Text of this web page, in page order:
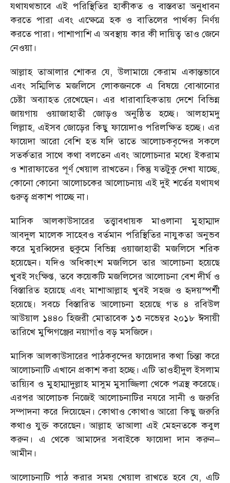
যথাযথভাবে এই পরিস্থিতির হাকীকত ও বাস্তবতা অনুধাবন
করতে পারা এবং এক্ষেত্রে হক ও বাতিলের পার্থক্য নির্ণয়
করতে পারা। পাশাপাশি এ অবস্থায় কার কী দায়িত্ব তাও জেনে
নেওয়া।
আল্লাহ তাআলার শোকর যে, উলামায়ে কেরাম একান্তভাবে
এবং সম্মিলিত মজলিসে লোকজনকে এ বিষয়ে বোঝানোর
চেষ্টা অব্যাহত রেখেছেন। এর ধারাবাহিকতায় দেশে বিভিন্ন
জায়গায় ওয়াজাহাতী জোড়ও অনুষ্ঠিত হচ্ছে। আলহামদু
লিল্লাহ, এইসব জোড়ের কিছু ফায়েদাও পরিলক্ষিত হচ্ছে। এর
ফায়েদা আরো বেশি হত যদি তাতে আলোচকবৃন্দের সকলে
সতর্কতার সাথে কথা বলতেন এবং আলোচনার মধ্যে ইকরাম
ও শারাফাতের পূর্ণ খেয়াল রাখতেন। কিন্তু যতটুকু দেখা যাচ্ছে,
কোনো কোনো আলোচকের আলোচনায় এই দুই শর্তের যথাযথ
গুরুত্ব প্রকাশ পাচ্ছে না।
মাসিক আলকাউসারের তত্ত্বাবধায়ক মাওলানা মুহাম্মাদ
আবদুল মালেক সাহেবও বর্তমান পরিস্থিতির নাযুকতা অনুভব
করে মুরব্বিদের হুকুমে বিভিন্ন ওয়াজাহাতী মজলিসে শরিক
হয়েছেন। যদিও অধিকাংশ মজলিসে তার আলোচনা হয়েছে
খুবই সংক্ষিপ্ত, তবে কয়েকটি মজলিসের আলোচনা বেশ দীর্ঘ ও
বিস্তারিত হয়েছে এবং মাশাআল্লাহ খুবই সহজ ও হৃদয়স্পর্শী
হয়েছে। সবচে বিস্তারিত আলোচনা হয়েছে গত ৪ রবিউল
আউয়াল ১৪৪০ হিজরী মোতাবেক ১৩ নভেম্বর ২০১৮ ঈসায়ী
তারিখে মুন্সিগঞ্জের নয়াগাঁও বড় মসজিদে।
মাসিক আলকাউসারের পাঠকবৃন্দের ফায়েদার কথা চিন্তা করে
আলোচনাটি এখানে প্রকাশ করা হচ্ছে। এটি তাওহীদুল ইসলাম
তায়্যিব ও মুহাম্মাদুল্লাহ মাসুম মুসাজ্জিলা থেকে পত্রস্থ করেছে।
এরপর আলোচক নিজেই আলোচনাটির নযরে সানী ও জরুরি
সম্পাদনা করে দিয়েছেন। কোথাও কোথাও আরো কিছু জরুরি
কথাও যুক্ত করেছেন। আল্লাহ তাআলা এই মেহনতকে কবুল
করুন। এ থেকে আমাদের সবাইকে ফায়েদা দান করুন–
আমীন।
আলোচনাটি পাঠ করার সময় খেয়াল রাখতে হবে যে, এটি